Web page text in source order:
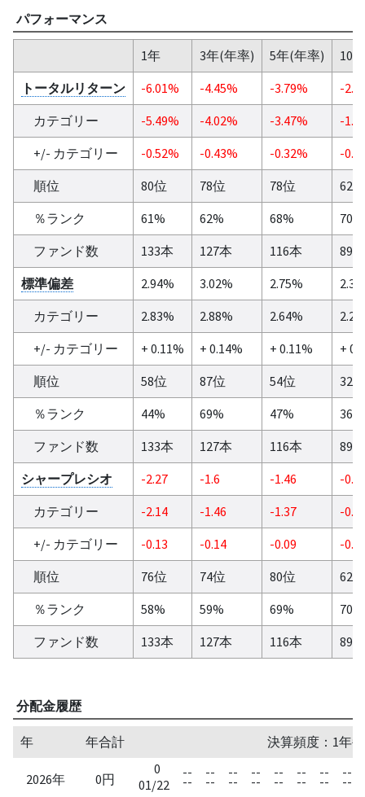
パフォーマンス
1年 3年(年率) 5年(年率)
10
トータルリターン
-6.01% -4.45% -3.79%
-
カテゴリー
-5.49% -4.02% -3.47%
-
+/- カテゴリー
-0.52% -0.43% -0.32%
-
順位
80位 78位 78位
62位
％ランク
61% 62% 68%
70%
ファンド数
133本 127本 116本
89本
標準偏差
2.94% 3.02% 2.75%
カテゴリー
2.83% 2.88% 2.64%
+/- カテゴリー
+ 0.11% + 0.14% + 0.11%
+
順位
58位 87位 54位
32位
％ランク
44% 69% 47%
36%
ファンド数
133本 127本 116本
89本
シャープレシオ
-2.27 -1.6 -1.46
-
カテゴリー
-2.14 -1.46 -1.37
-
+/- カテゴリー
-0.13 -0.14 -0.09
-
順位
76位 74位 80位
62位
％ランク
58% 59% 69%
70%
ファンド数
133本 127本 116本 89本
分配金履歴
年 年合計 決算頻度：1年
2026年 0円
0
01/22
--
--
--
--
--
--
--
--
--
--
--
--
--
--
--
--